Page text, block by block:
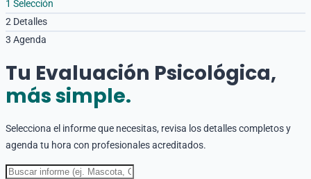
1 Selección
2 Detalles
3 Agenda
Tu Evaluación Psicológica,
más simple.
Selecciona el informe que necesitas, revisa los detalles completos y
agenda tu hora con profesionales acreditados.